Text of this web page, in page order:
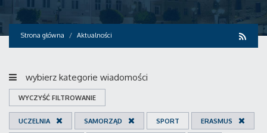
Strona główna Aktualności
wybierz kategorie wiadomości
WYCZYŚĆ FILTROWANIE
UCZELNIA SAMORZĄD SPORT ERASMUS